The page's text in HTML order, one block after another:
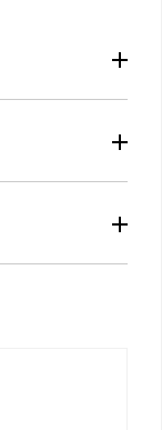
)
ゼル・ねじロック
付・200m潜水用防
お買い上げの腕時